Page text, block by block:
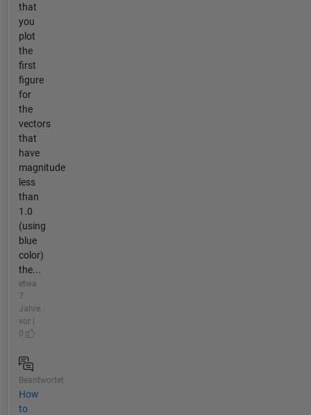
that
you
plot
the
first
figure
for
the
vectors
that
have
magnitude
less
than
1.0
(using
blue
color)
the...
etwa
7
Jahre
vor |
0
Beantwortet
How
to